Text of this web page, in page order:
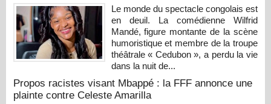
Le monde du spectacle congolais est
en deuil. La comédienne Wilfrid
Mandé, figure montante de la scène
humoristique et membre de la troupe
théâtrale « Cedubon », a perdu la vie
dans la nuit de...
Propos racistes visant Mbappé : la FFF annonce une
plainte contre Celeste Amarilla